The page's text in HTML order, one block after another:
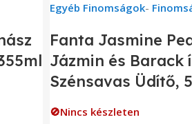
Egyéb Finomságok-
Fanta Jasmine
Jázmin és Barack
Szénsavas Üdítő,
🚫Nincs készleten